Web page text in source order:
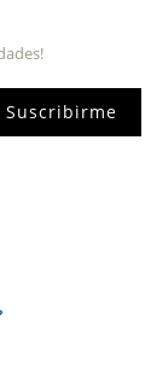
Suscribirme